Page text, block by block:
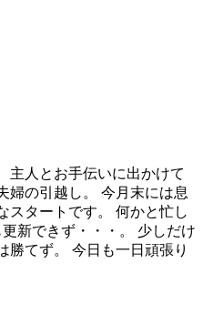
主人とお手伝いに出かけて
婦の引越し。 今月末には息
スタートです。 何かと忙し
新できず・・・。 少しだけ
勝てず。 今日も一日頑張り